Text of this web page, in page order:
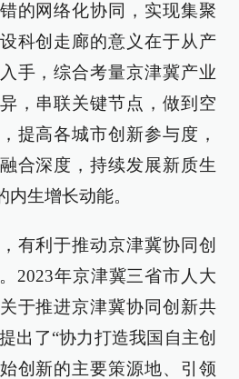
的网络化协同，实现集聚
科创走廊的意义在于从产
手，综合考量京津冀产业
，串联关键节点，做到空
提高各城市创新参与度，
合深度，持续发展新质生
生增长动能。
有利于推动京津冀协同创
2023年京津冀三省市人大
于推进京津冀协同创新共
出了“协力打造我国自主创
创新的主要策源地、引领